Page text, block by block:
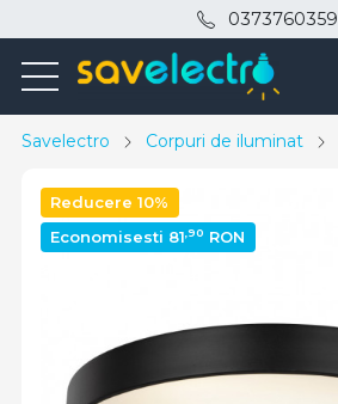
0373760359
Savelectro Corpuri de iluminat
Reducere 10%
Economisesti 81,90 RON